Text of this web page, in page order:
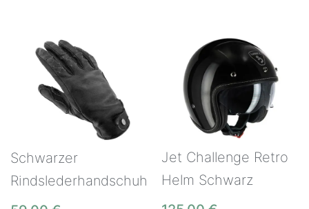
Schwarzer
Rindslederhandschuh
Jet Challenge Retro
Helm Schwarz